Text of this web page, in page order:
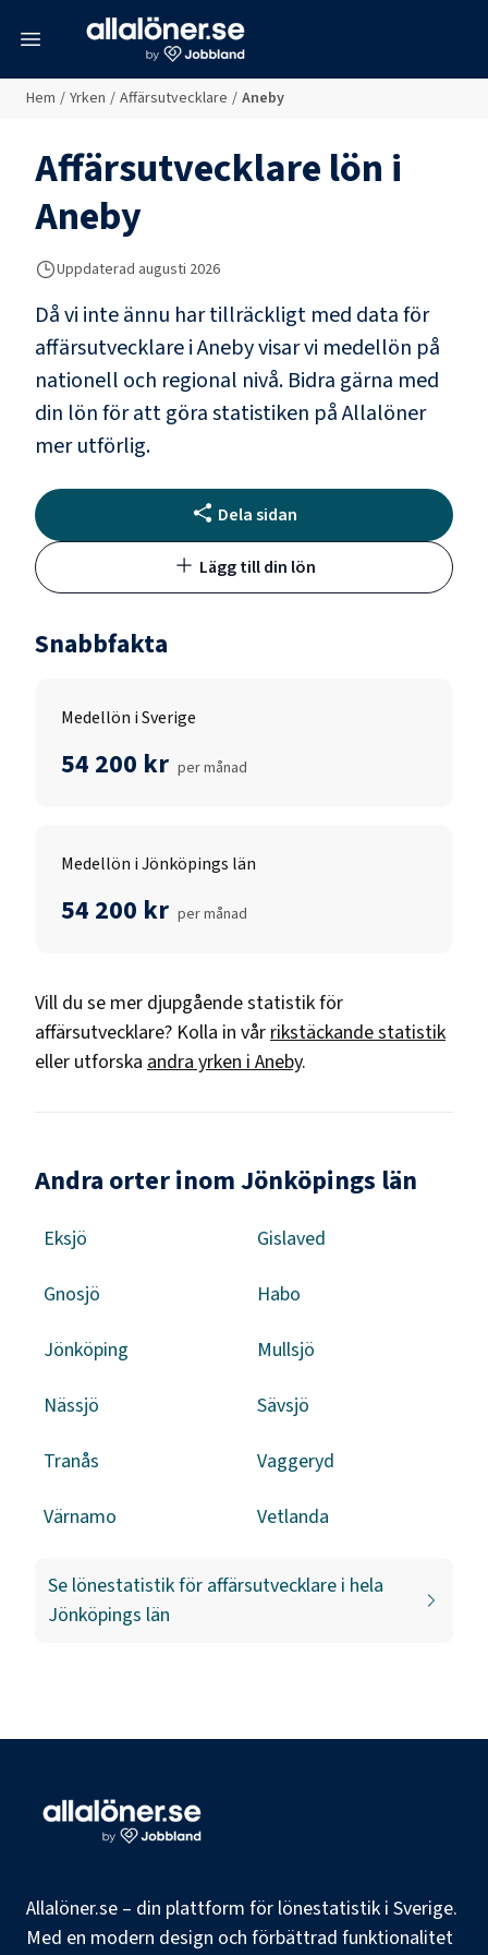
Hem / Yrken / Affärsutvecklare / Aneby
Affärsutvecklarelön i
Aneby
Uppdaterad augusti 2026
Då vi inte ännu har tillräckligt med data för
affärsutvecklareiAnebyvisar vi medellön på
nationell och regional nivå. Bidra gärna med
din lön för att göra statistiken på Allalöner
mer utförlig.
Dela sidan
Lägg till din lön
Snabbfakta
Medellön i Sverige
54 200 kr per månad
Medellön i Jönköpings län
54 200 kr per månad
Vill du se mer djupgående statistik för
affärsutvecklare? Kolla in vår rikstäckande statistik
eller utforska andra yrken i Aneby.
Andra orter inom Jönköpings län
Eksjö Gislaved
Gnosjö Habo
Jönköping Mullsjö
Nässjö Sävsjö
Tranås Vaggeryd
Värnamo Vetlanda
Se lönestatistik för affärsutvecklare i hela
Jönköpings län
Allalöner.se – din plattform för lönestatistik i Sverige.
Med en modern design och förbättrad funktionalitet